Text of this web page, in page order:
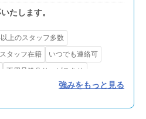
たします。
上のスタッフ多数
タッフ在籍
いつでも連絡可
不用品処分サービスあり
リフォーム・解体対応
強みをもっと見る